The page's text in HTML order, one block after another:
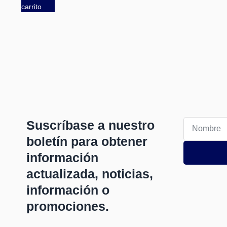
carrito
Suscríbase a nuestro
boletín para obtener
información
actualizada, noticias,
información o
promociones.